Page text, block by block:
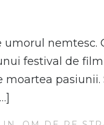
nemtesc.
festival de
pasiunii.